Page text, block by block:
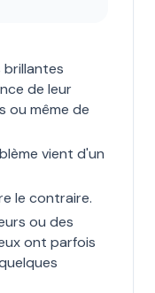
de leur
ou même de
vient d'un
le contraire.
ou des
ont parfois